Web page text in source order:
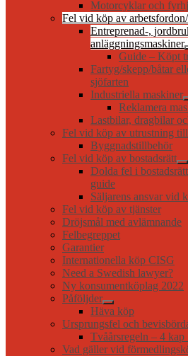
Motorcyklar och
Fel vid köp av
Entreprenad-,
anläggningsmaskiner
Guide – Köpt
Fartyg/skepp/båtar
sjöfarten
Industriella maskiner
Reklamera
Lastbilar, dragbilar
Fel vid köp av utrustning
Byggnadstillbehör
Fel vid köp av bostadsrätt
Dolda fel i
guide
Säljarens ansvar vid
Fel vid köp av tjänster
Dröjsmål med avlämnande
Felbegreppet
Garantier
Internationella köp CISG
Need a Swedish lawyer?
Ny konsumentköplag 2022
Påföljder
Häva köp
Ursprungsfel och
Tvåårsregeln – 4
Vad gäller vid